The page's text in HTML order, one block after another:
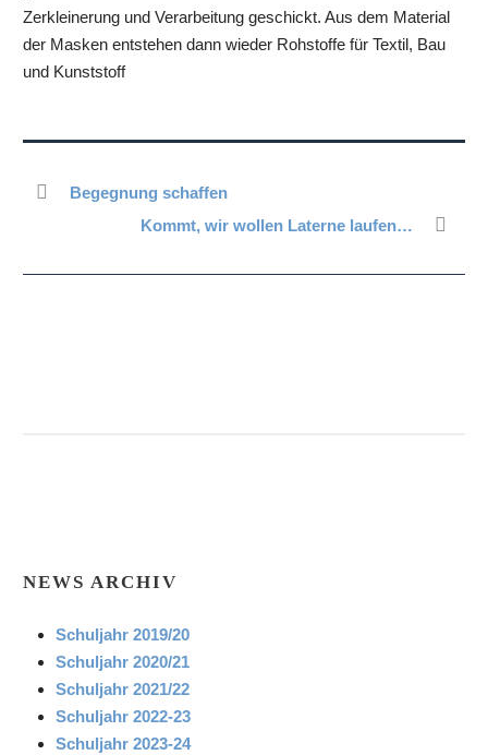
Zerkleinerung und Verarbeitung geschickt. Aus dem Material
der Masken entstehen dann wieder Rohstoffe für Textil, Bau
und Kunststoff
Begegnung schaffen
Kommt, wir wollen Laterne laufen…
NEWS ARCHIV
Schuljahr 2019/20
Schuljahr 2020/21
Schuljahr 2021/22
Schuljahr 2022-23
Schuljahr 2023-24